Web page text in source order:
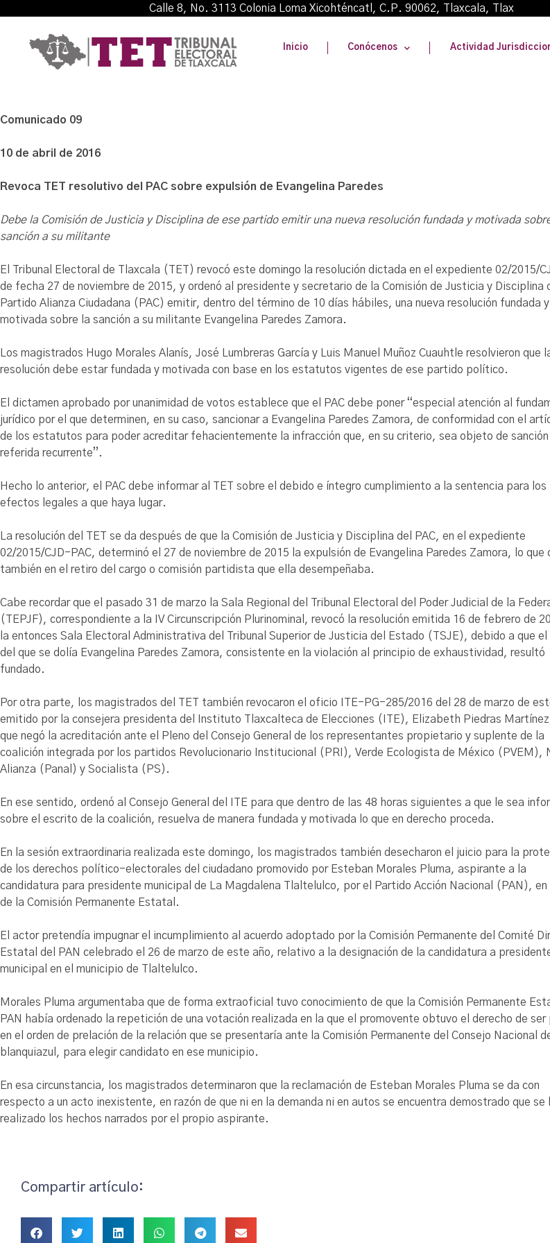
Calle 8, No. 3113 Colonia Loma Xicohténcatl, C.P. 90062, Tlaxcala,
Inicio Conócenos Actividad
Comunicado 09
10 de abril de 2016
Revoca TET resolutivo del PAC sobre expulsión de Evangelina Paredes
Debe la Comisión de Justicia y Disciplina de ese partido emitir una nueva resolución fundada y motivada
sanción a su militante
El Tribunal Electoral de Tlaxcala (TET) revocó este domingo la resolución dictada en el expediente 02/2015/
de fecha 27 de noviembre de 2015, y ordenó al presidente y secretario de la Comisión de Justicia y Disciplina
Partido Alianza Ciudadana (PAC) emitir, dentro del término de 10 días hábiles, una nueva resolución fundada y
motivada sobre la sanción a su militante Evangelina Paredes Zamora.
Los magistrados Hugo Morales Alanís, José Lumbreras García y Luis Manuel Muñoz Cuauhtle resolvieron que
resolución debe estar fundada y motivada con base en los estatutos vigentes de ese partido político.
El dictamen aprobado por unanimidad de votos establece que el PAC debe poner “especial atención al
jurídico por el que determinen, en su caso, sancionar a Evangelina Paredes Zamora, de conformidad con el
de los estatutos para poder acreditar fehacientemente la infracción que, en su criterio, sea objeto de sanción
referida recurrente”.
Hecho lo anterior, el PAC debe informar al TET sobre el debido e íntegro cumplimiento a la sentencia para los
efectos legales a que haya lugar.
La resolución del TET se da después de que la Comisión de Justicia y Disciplina del PAC, en el expediente
02/2015/CJD-PAC, determinó el 27 de noviembre de 2015 la expulsión de Evangelina Paredes Zamora, lo que
también en el retiro del cargo o comisión partidista que ella desempeñaba.
Cabe recordar que el pasado 31 de marzo la Sala Regional del Tribunal Electoral del Poder Judicial de la
(TEPJF), correspondiente a la IV Circunscripción Plurinominal, revocó la resolución emitida 16 de febrero de
la entonces Sala Electoral Administrativa del Tribunal Superior de Justicia del Estado (TSJE), debido a que el
del que se dolía Evangelina Paredes Zamora, consistente en la violación al principio de exhaustividad, resultó
fundado.
Por otra parte, los magistrados del TET también revocaron el oficio ITE-PG-285/2016 del 28 de marzo de
emitido por la consejera presidenta del Instituto Tlaxcalteca de Elecciones (ITE), Elizabeth Piedras
que negó la acreditación ante el Pleno del Consejo General de los representantes propietario y suplente de la
coalición integrada por los partidos Revolucionario Institucional (PRI), Verde Ecologista de México (PVEM),
Alianza (Panal) y Socialista (PS).
En ese sentido, ordenó al Consejo General del ITE para que dentro de las 48 horas siguientes a que le sea
sobre el escrito de la coalición, resuelva de manera fundada y motivada lo que en derecho proceda.
En la sesión extraordinaria realizada este domingo, los magistrados también desecharon el juicio para la
de los derechos político-electorales del ciudadano promovido por Esteban Morales Pluma, aspirante a la
candidatura para presidente municipal de La Magdalena Tlaltelulco, por el Partido Acción Nacional (PAN), en
de la Comisión Permanente Estatal.
El actor pretendía impugnar el incumplimiento al acuerdo adoptado por la Comisión Permanente del Comité
Estatal del PAN celebrado el 26 de marzo de este año, relativo a la designación de la candidatura a
municipal en el municipio de Tlaltelulco.
Morales Pluma argumentaba que de forma extraoficial tuvo conocimiento de que la Comisión Permanente
PAN había ordenado la repetición de una votación realizada en la que el promovente obtuvo el derecho de ser
en el orden de prelación de la relación que se presentaría ante la Comisión Permanente del Consejo Nacional
blanquiazul, para elegir candidato en ese municipio.
En esa circunstancia, los magistrados determinaron que la reclamación de Esteban Morales Pluma se da con
respecto a un acto inexistente, en razón de que ni en la demanda ni en autos se encuentra demostrado que se
realizado los hechos narrados por el propio aspirante.
Compartir artículo: